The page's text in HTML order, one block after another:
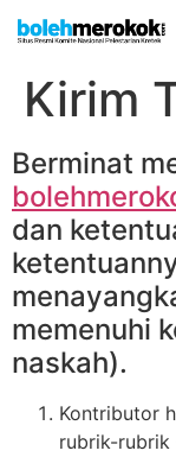
Kirim
Berminat
dan
memenuhi
naskah).
Kontributor
rubrik-rubrik